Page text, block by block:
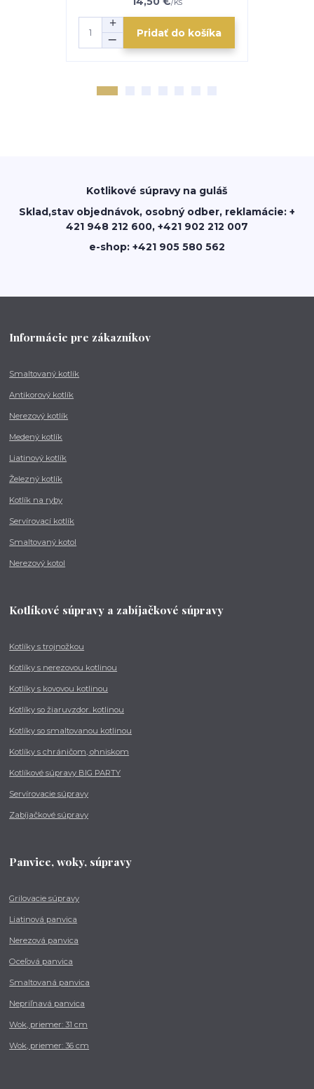
Pridať do košíka
Kotlikové súpravy na guláš
Sklad,stav objednávok, osobný odber, reklamácie: +
421 948 212 600, +421 902 212 007
e-shop: +421 905 580 562
Informácie pre zákazníkov
Smaltovaný kotlík
Antikorový kotlík
Nerezový kotlík
Medený kotlík
Liatinový kotlík
Železný kotlík
Kotlík na ryby
Servírovací kotlík
Smaltovaný kotol
Nerezový kotol
Kotlíkové súpravy a zabíjačkové súpravy
Kotlíky s trojnožkou
Kotlíky s nerezovou kotlinou
Kotlíky s kovovou kotlinou
Kotlíky so žiaruvzdor. kotlinou
Kotlíky so smaltovanou kotlinou
Kotlíky s chráničom, ohniskom
Kotlíkové súpravy BIG PARTY
Servírovacie súpravy
Zabíjačkové súpravy
Panvice, woky, súpravy
Grilovacie súpravy
Liatinová panvica
Nerezová panvica
Oceľová panvica
Smaltovaná panvica
Nepriľnavá panvica
Wok, priemer: 31 cm
Wok, priemer: 36 cm